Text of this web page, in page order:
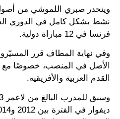
وينحدر صبري اللموشي من
نشط بشكل كامل في الدوري
فرنسا في 12 مباراة دولية.
وفي نهاية المطاف قرر
الأصل في المنصب، خصوصًا مع
القدم العربية والأفريقية.